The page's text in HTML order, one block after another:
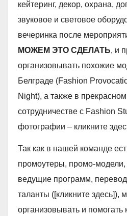
кейтеринг, декор, охрана,
звуковое и световое
вечеринка после
МОЖЕМ ЭТО СДЕЛАТЬ, и
организовывать похожие
Белграде (Fashion
Night), а также в
сотрудничестве с Fashion
фотографии – кликните
Так как в нашей команде
промоутеры, промо-
ведущие программ,
таланты ([кликните здесь]),
организовывать и помогать